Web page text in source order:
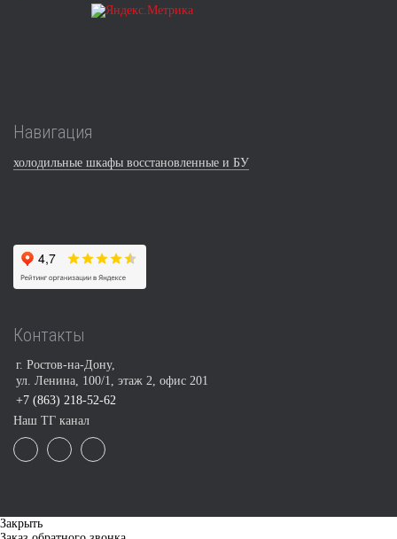
Навигация
холодильные шкафы восстановленные и БУ
Контакты
г. Ростов-на-Дону,
ул. Ленина, 100/1, этаж 2, офис 201
+7 (863) 218-52-62
Наш ТГ канал
Закрыть